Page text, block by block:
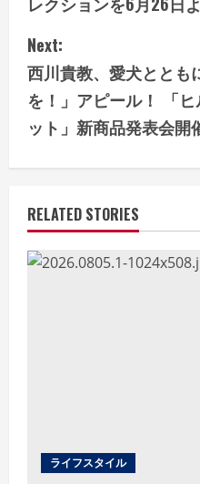
n
t
i
n
u
e
R
Next:
西川貴教、愛犬ととも
を！」アピール！ 「
ット」新商品発表会開
RELATED STORIES
ライフスタイル